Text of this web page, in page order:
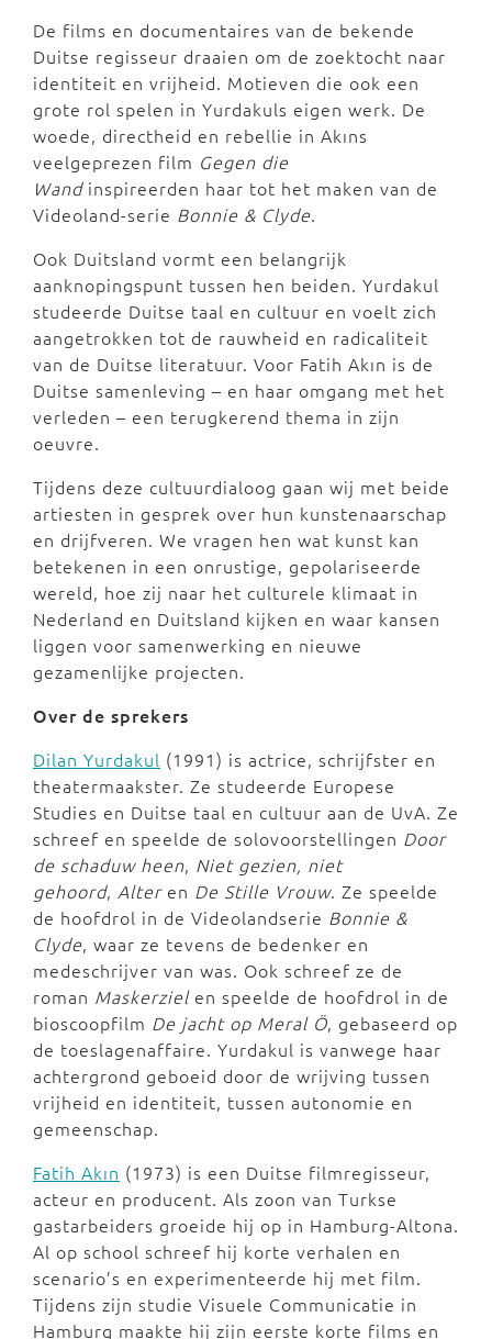
De films en documentaires van de bekende
Duitse regisseur draaien om de zoektocht naar
identiteit en vrijheid. Motieven die ook een
grote rol spelen in Yurdakuls eigen werk. De
woede, directheid en rebellie in Akıns
veelgeprezen film Gegen die
Wandinspireerden haar tot het maken van de
Videoland-serie Bonnie & Clyde.
Ook Duitsland vormt een belangrijk
aanknopingspunt tussen hen beiden. Yurdakul
studeerde Duitse taal en cultuur en voelt zich
aangetrokken tot de rauwheid en radicaliteit
van de Duitse literatuur. Voor Fatih Akın is de
Duitse samenleving – en haar omgang met het
verleden – een terugkerend thema in zijn
oeuvre.
Tijdens deze cultuurdialoog gaan wij met beide
artiesten in gesprek over hun kunstenaarschap
en drijfveren. We vragen hen wat kunst kan
betekenen in een onrustige, gepolariseerde
wereld, hoe zij naar het culturele klimaat in
Nederland en Duitsland kijken en waar kansen
liggen voor samenwerking en nieuwe
gezamenlijke projecten.
Over de sprekers
Dilan Yurdakul (1991) is actrice, schrijfster en
theatermaakster. Ze studeerde Europese
Studies en Duitse taal en cultuur aan de UvA. Ze
schreef en speelde de solovoorstellingen Door
de schaduw heen, Niet gezien, niet
gehoord, Alteren De Stille Vrouw. Ze speelde
de hoofdrol in de Videolandserie Bonnie &
Clyde, waar ze tevens de bedenker en
medeschrijver van was. Ook schreef ze de
roman Maskerzielen speelde de hoofdrol in de
bioscoopfilm De jacht op Meral Ö, gebaseerd op
de toeslagenaffaire. Yurdakul is vanwege haar
achtergrond geboeid door de wrijving tussen
vrijheid en identiteit, tussen autonomie en
gemeenschap.
Fatih Akın (1973) is een Duitse filmregisseur,
acteur en producent. Als zoon van Turkse
gastarbeiders groeide hij op in Hamburg-Altona.
Al op school schreef hij korte verhalen en
scenario’s en experimenteerde hij met film.
Tijdens zijn studie Visuele Communicatie in
Hamburg maakte hij zijn eerste korte films en